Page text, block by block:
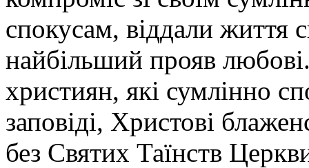
спокусам, віддали життя
найбільший прояв любові.
християн, які сумлінно
заповіді, Христові
без Святих Таїнств